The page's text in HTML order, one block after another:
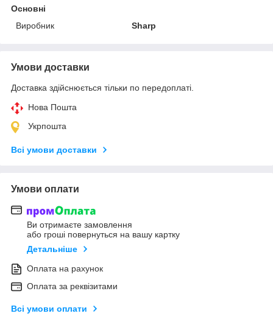
Основні
Виробник
Sharp
Умови доставки
Доставка здійснюється тільки по передоплаті.
Нова Пошта
Укрпошта
Всі умови доставки
Умови оплати
Ви отримаєте замовлення
або гроші повернуться на вашу картку
Детальніше
Оплата на рахунок
Оплата за реквізитами
Всі умови оплати